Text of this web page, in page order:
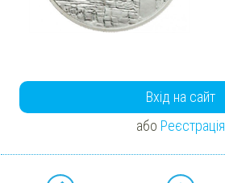
Вхід на сайт
або Реєстрація